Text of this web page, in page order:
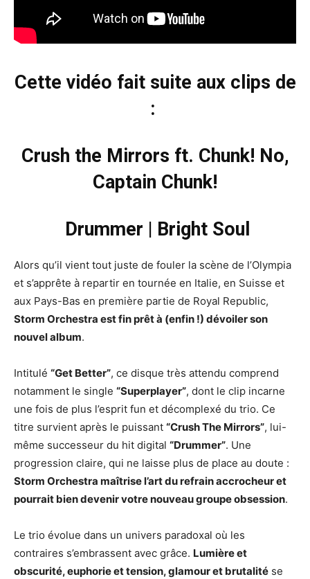
Cette vidéo fait suite aux clips de
:
Crush the Mirrors ft. Chunk! No,
Captain Chunk!
Drummer Bright Soul
Alors qu’il vient tout juste de fouler la scène de l’Olympia
et s’apprête à repartir en tournée en Italie, en Suisse et
aux Pays-Bas en première partie de Royal Republic,
Storm Orchestra est fin prêt à (enfin !) dévoiler son
nouvel album.
Intitulé “Get Better”, ce disque très attendu comprend
notamment le single “Superplayer”, dont le clip incarne
une fois de plus l’esprit fun et décomplexé du trio. Ce
titre survient après le puissant “Crush The Mirrors”, lui-
même successeur du hit digital “Drummer”. Une
progression claire, qui ne laisse plus de place au doute :
Storm Orchestra maîtrise l’art du refrain accrocheur et
pourrait bien devenir votre nouveau groupe obsession.
Le trio évolue dans un univers paradoxal où les
contraires s’embrassent avec grâce. Lumière et
obscurité, euphorie et tension, glamour et brutalité se